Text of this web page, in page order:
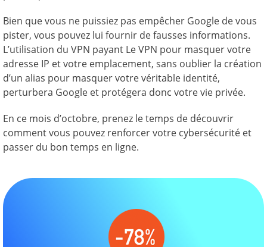
Bien que vous ne puissiez pas empêcher Google de vous
pister, vous pouvez lui fournir de fausses informations.
L’utilisation du VPN payant Le VPN pour masquer votre
adresse IP et votre emplacement, sans oublier la création
d’un alias pour masquer votre véritable identité,
perturbera Google et protégera donc votre vie privée.
En ce mois d’octobre, prenez le temps de découvrir
comment vous pouvez renforcer votre cybersécurité et
passer du bon temps en ligne.